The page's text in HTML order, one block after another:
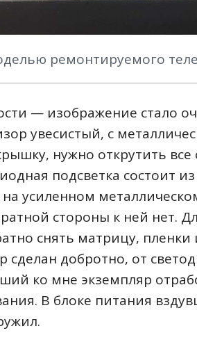
ремонтируемого
— изображение стало
увесистый, с
нужно открутить
подсветка состоит
усиленном
стороны к ней нет.
снять матрицу,
сделан добротно, от
ко мне экземпляр
В блоке питания